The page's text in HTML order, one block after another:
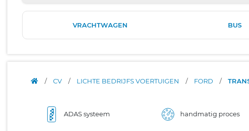
VRACHTWAGEN BUS
/ CV / LICHTE BEDRIJFS VOERTUIGEN / FORD /
ADAS systeem handmatig proces